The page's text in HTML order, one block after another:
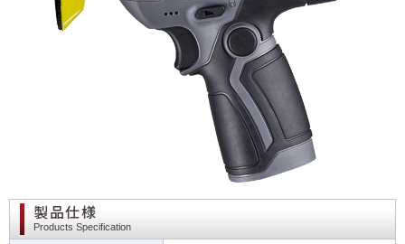
製品仕様
Products Specification